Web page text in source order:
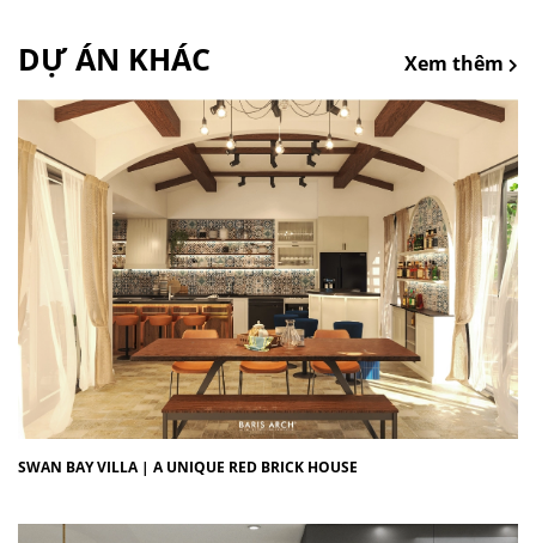
DỰ ÁN KHÁC Xem thêm
SWAN BAY VILLA | A UNIQUE RED BRICK HOUSE